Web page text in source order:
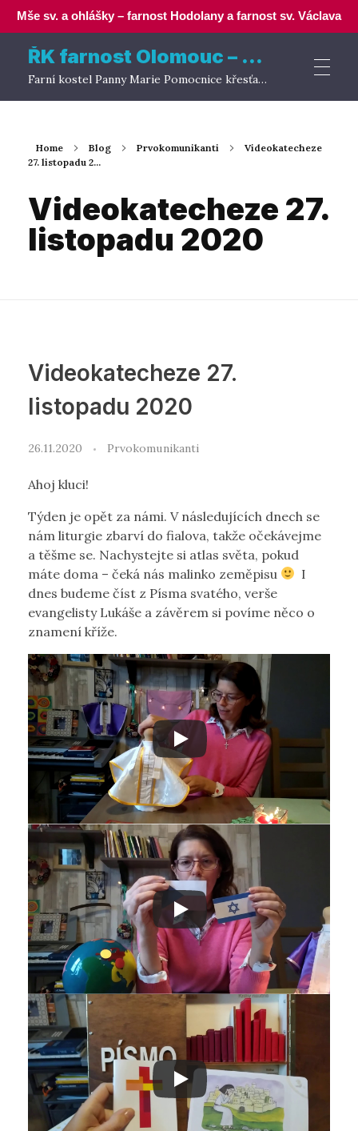
Mše sv. a ohlášky – farnost Hodolany a farnost sv. Václava
ŘK farnost Olomouc – Hodolany
Farní kostel Panny Marie Pomocnice křesťanů
Home Blog Prvokomunikanti
Videokatecheze
27. listopadu 2...
Videokatecheze 27.
listopadu 2020
Videokatecheze 27.
listopadu 2020
26.11.2020 Prvokomunikanti
Ahoj kluci!
Týden je opět za námi. V následujících dnech se
nám liturgie zbarví do fialova, takže očekávejme
a těšme se. Nachystejte si atlas světa, pokud
máte doma – čeká nás malinko zeměpisu
I
dnes budeme číst z Písma svatého, verše
evangelisty Lukáše a závěrem si povíme něco o
znamení kříže.